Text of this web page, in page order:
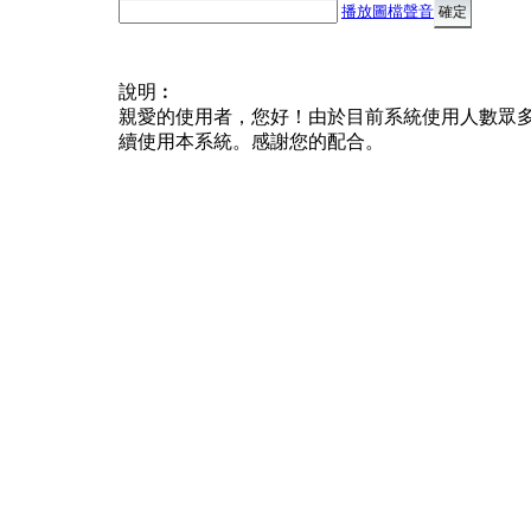
播放圖檔聲音
說明︰
親愛的使用者，您好！由於目前系統使用人數眾
續使用本系統。感謝您的配合。